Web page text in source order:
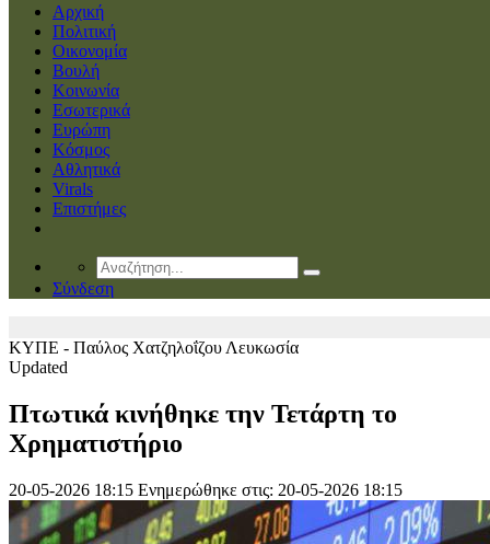
Αρχική
Πολιτική
Οικονομία
Βουλή
Κοινωνία
Εσωτερικά
Ευρώπη
Κόσμος
Αθλητικά
Virals
Επιστήμες
Σύνδεση
ΚΥΠΕ - Παύλος Χατζηλοΐζου Λευκωσία
Updated
Πτωτικά κινήθηκε την Τετάρτη το
Χρηματιστήριο
20-05-2026 18:15 Ενημερώθηκε στις: 20-05-2026 18:15